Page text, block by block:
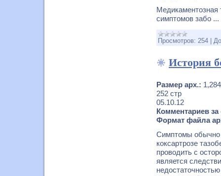
Медикаментозная
симптомов забо ...
Просмотров: 254
История
Размер арх.:
252 стр
05.10.12
Комментариев
Формат файла
Симптомы обычно
коксартрозе
проводить с
является